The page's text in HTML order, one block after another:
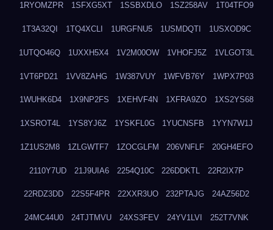
1RYOMZPR 1SFXG5XT 1SSBXDLO 1SZ258AV 1T04TFO9
1T3A32QI 1TQ4XCLI 1URGFNU5 1USMDQTI 1USXOD9C
1UTQO46Q 1UXXH5X4 1V2M00OW 1VHOFJ5Z 1VLGOT3L
1VT6PD21 1VV8ZAHG 1W387VUY 1WFVB76Y 1WPX7P03
1WUHK6D4 1X9NP2FS 1XEHVF4N 1XFRA9ZO 1XS2YS68
1XSROT4L 1YS8YJ6Z 1YSKFL0G 1YUCNSFB 1YYN7W1J
1Z1US2M8 1ZLGWTF7 1ZOCGLFM 206VNFLF 20GH4EFO
2110Y7UD 21J9UIA6 2254Q10C 226DDKTL 22R2IX7P
22RDZ3DD 22S5F4PR 22XXR3UO 232PTAJG 24AZ56D2
24MC44U0 24TJTMVU 24XS3FEV 24YV1LVI 252T7VNK